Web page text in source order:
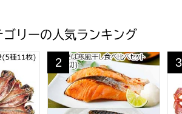
ゴリーの人気ランキング
合せ(5種11枚)【夏の贈りもの・お中元
銀鮭・さば寒風干し食べ比べ
2
位 3
位